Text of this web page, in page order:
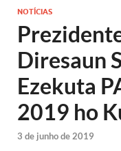
NOTÍCIAS
Diresaun
Ezekuta
2019 ho
3 de junho de 2019